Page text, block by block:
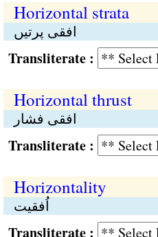
Horizontal strata
افقی پرتیں
:
Horizontal thrust
افقی فشار
:
Horizontality
اُفقیت
: